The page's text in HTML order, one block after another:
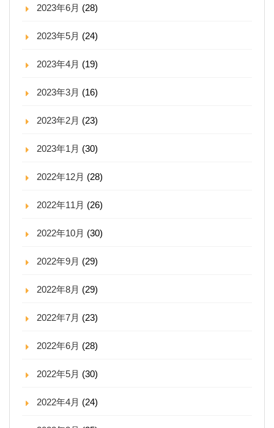
2023年6月 (28)
2023年5月 (24)
2023年4月 (19)
2023年3月 (16)
2023年2月 (23)
2023年1月 (30)
2022年12月 (28)
2022年11月 (26)
2022年10月 (30)
2022年9月 (29)
2022年8月 (29)
2022年7月 (23)
2022年6月 (28)
2022年5月 (30)
2022年4月 (24)